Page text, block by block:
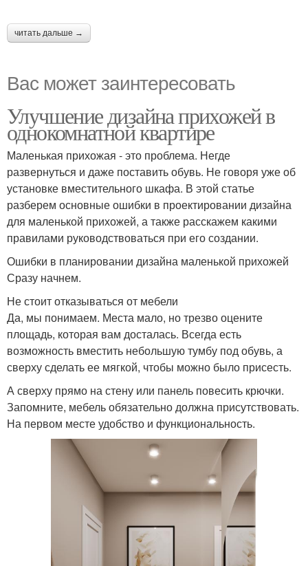
читать дальше →
Вас может заинтересовать
Улучшение дизайна прихожей в
однокомнатной квартире
Маленькая прихожая - это проблема. Негде
развернуться и даже поставить обувь. Не говоря уже об
установке вместительного шкафа. В этой статье
разберем основные ошибки в проектировании дизайна
для маленькой прихожей, а также расскажем какими
правилами руководствоваться при его создании.
Ошибки в планировании дизайна маленькой прихожей
Сразу начнем.
Не стоит отказываться от мебели
Да, мы понимаем. Места мало, но трезво оцените
площадь, которая вам досталась. Всегда есть
возможность вместить небольшую тумбу под обувь, а
сверху сделать ее мягкой, чтобы можно было присесть.
А сверху прямо на стену или панель повесить крючки.
Запомните, мебель обязательно должна присутствовать.
На первом месте удобство и функциональность.